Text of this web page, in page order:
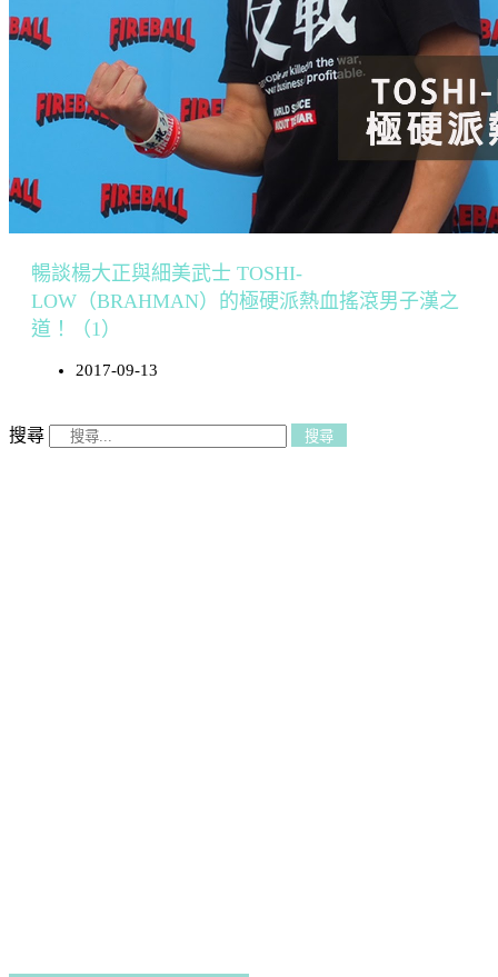
暢談楊大正與細美武士 TOSHI-
LOW（BRAHMAN）的極硬派熱血搖滾男子漢之
道！（1）
2017-09-13
搜尋 搜尋